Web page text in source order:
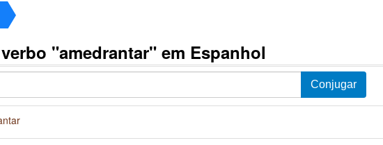
"amedrantar" em Espanhol